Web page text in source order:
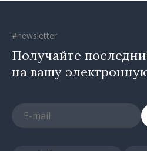
#newsletter
Получайте
на вашу